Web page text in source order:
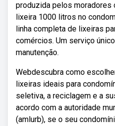
produzida pelos moradores
lixeira 1000 litros no
linha completa de lixeiras
comércios. Um serviço
manutenção.
Webdescubra como
lixeiras ideais para
seletiva, a reciclagem e a
acordo com a autoridade
(amlurb), se o seu